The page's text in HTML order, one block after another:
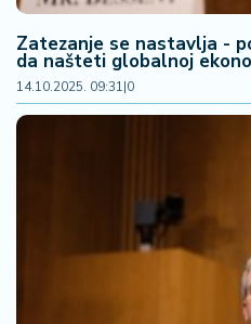
Zatezanje se nastavlja -
da našteti globalnoj
14.10.2025. 09:31|0